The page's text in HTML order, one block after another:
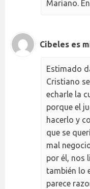
Mariano.
Cibeles es
Estimado
Cristiano
echarle la
porque el
hacerlo y
que se
mal
por él, nos
también lo
parece